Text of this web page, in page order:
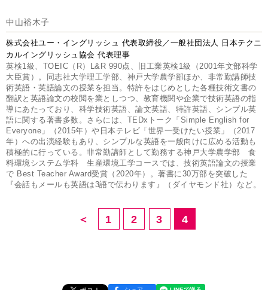
中山裕木子
株式会社ユー・イングリッシュ 代表取締役／一般社団法人 日本テクニ
カルイングリッシュ協会 代表理事
英検1級、TOEIC（R）L&R 990点、旧工業英検1級（2001年文部科学
大臣賞）。同志社大学理工学部、神戸大学農学部ほか、非常勤講師技
術英語・英語論文の授業を担当。特許をはじめとした各種技術文書の
翻訳と英語論文の校閲を業としつつ、教育機関や企業で技術英語の指
導にあたっており、科学技術英語、論文英語、特許英語、シンプル英
語に関する著書多数。さらには、TEDxトーク「Simple English for
Everyone」（2015年）や日本テレビ「世界一受けたい授業」（2017
年）への出演経験もあり、シンプルな英語を一般向けに広める活動も
積極的に行っている。非常勤講師として勤務する神戸大学農学部 食
料環境システム学科 生産環境工学コースでは、技術英語論文の授業
で Best Teacher Award受賞（2020年）。著書に30万部を突破した
『会話もメールも英語は3語で伝わります』（ダイヤモンド社）など。
＜ 1 2 3 4